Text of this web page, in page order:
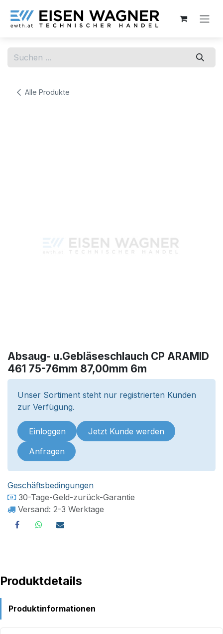
Alle Produkte
Absaug- u.Gebläseschlauch CP ARAMID
461 75-76mm 87,00mm 6m
Unser Sortiment steht nur registrierten Kunden
zur Verfügung.
Einloggen Jetzt Kunde werden
Anfragen
Geschäftsbedingungen
30-Tage-Geld-zurück-Garantie
Versand: 2-3 Werktage
Produktdetails
Produktinformationen